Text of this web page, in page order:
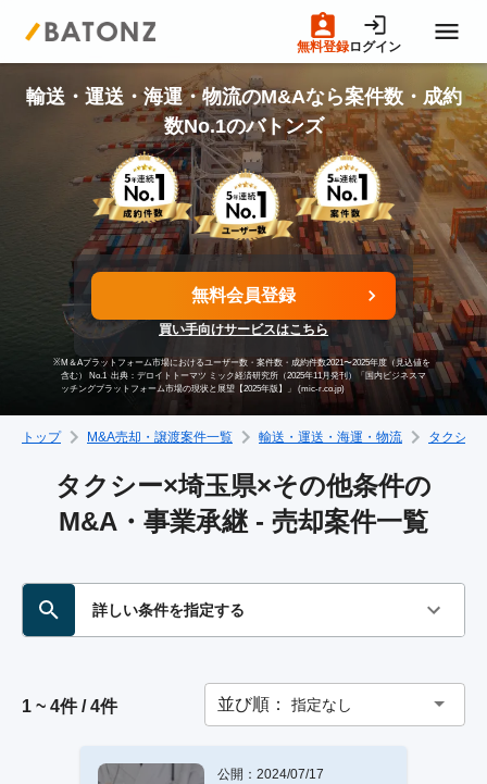
無料登録ログイン
トップページ
M&A案件一覧
売りたい方へ
買いたい方へ
成約事例
M&A専門家の方へ
輸送・運送・海運・物流のM&Aなら案件数・成約
数No.1のバトンズ
無料会員登録
買い手向けサービスはこちら
※M＆Aプラットフォーム市場におけるユーザー数・案件数・成約件数2021〜2025年度（見込値を
含む） No.1 出典：デロイトトーマツ ミック経済研究所（2025年11月発刊）「国内ビジネスマ
ッチングプラットフォーム市場の現状と展望【2025年版】」 (mic-r.co.jp)
トップ M&A売却・譲渡案件一覧 輸送・運送・海運・物流 タクシー
タクシー×埼玉県×その他条件の
M&A・事業承継 - 売却案件一覧
詳しい条件を指定する
1 ~ 4件 / 4件 並び順： 指定なし
公開：2024/07/17